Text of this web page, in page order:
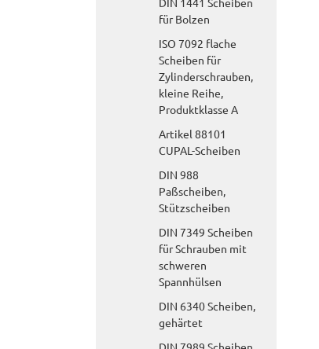
für Bolzen
ISO 7092 flache
Scheiben für
Zylinderschrauben,
kleine Reihe,
Produktklasse A
Artikel 88101
CUPAL-Scheiben
DIN 988
Paßscheiben,
Stützscheiben
DIN 7349 Scheiben
für Schrauben mit
schweren
Spannhülsen
DIN 6340 Scheiben,
gehärtet